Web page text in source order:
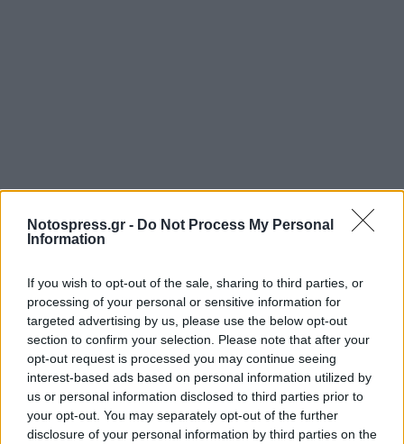
Notospress.gr - Do Not Process My Personal
Information
If you wish to opt-out of the sale, sharing to third parties, or
processing of your personal or sensitive information for
targeted advertising by us, please use the below opt-out
section to confirm your selection. Please note that after your
opt-out request is processed you may continue seeing
interest-based ads based on personal information utilized by
us or personal information disclosed to third parties prior to
your opt-out. You may separately opt-out of the further
disclosure of your personal information by third parties on the